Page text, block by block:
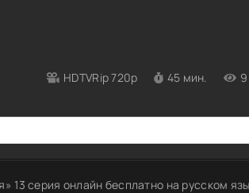
HDTVRip 720p 45 мин.
13 серия онлайн бесплатно на русском